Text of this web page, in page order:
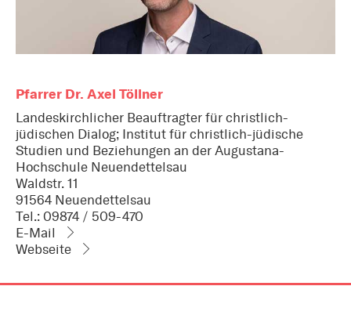
Pfarrer Dr. Axel Töllner
Landeskirchlicher Beauftragter für christlich-
jüdischen Dialog; Institut für christlich-jüdische
Studien und Beziehungen an der Augustana-
Hochschule Neuendettelsau
Waldstr. 11
91564 Neuendettelsau
Tel.: 09874 / 509-470
E-Mail
Webseite